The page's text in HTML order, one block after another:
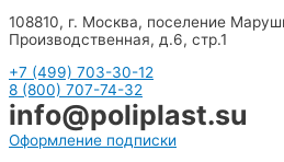
108810, г. Москва, поселение
Производственная, д.6, стр.1
+7 (499) 703-30-12
8 (800) 707-74-32
info@poliplast.su
Оформление подписки